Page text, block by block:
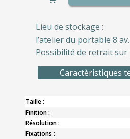
Lieu de stockage :
l’atelier du portable 8
Possibilité de retrait sur
Caractèristiques
Taille :
Finition :
Résolution :
Fixations :